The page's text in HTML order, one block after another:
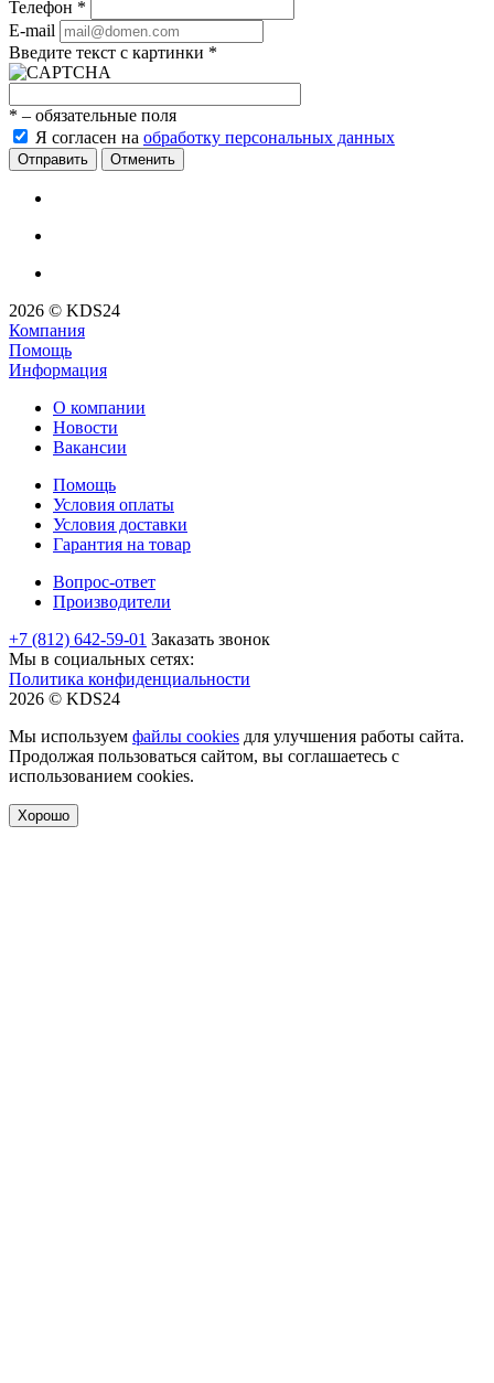
Телефон *
E-mail
Введите текст с картинки *
* – обязательные поля
Я согласен на обработку персональных данных
Отменить
2026 © KDS24
Компания
Помощь
Информация
О компании
Новости
Вакансии
Помощь
Условия оплаты
Условия доставки
Гарантия на товар
Вопрос-ответ
Производители
+7 (812) 642-59-01 Заказать звонок
Мы в социальных сетях:
Политика конфиденциальности
2026 © KDS24
Мы используем файлы cookies для улучшения работы сайта.
Продолжая пользоваться сайтом, вы соглашаетесь с
использованием cookies.
Хорошо